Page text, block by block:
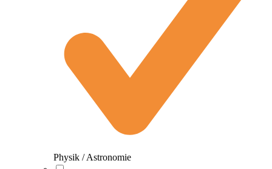
Physik / Astronomie